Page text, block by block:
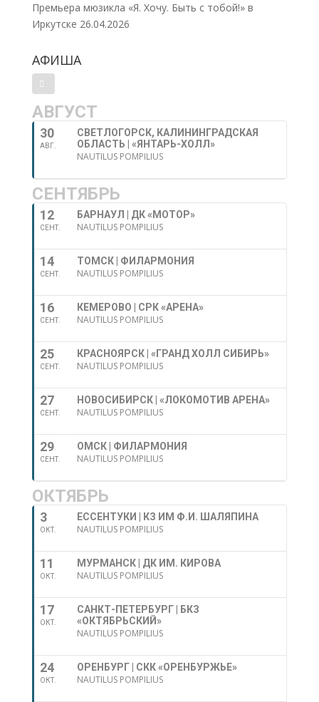
Премьера мюзикла «Я. Хочу. Быть с тобой!» в
Иркутске 26.04.2026
АФИША
АВГУСТ
30
АВГ.
СВЕТЛОГОРСК, КАЛИНИНГРАДСКАЯ
ОБЛАСТЬ | «ЯНТАРЬ-ХОЛЛ»
NAUTILUS POMPILIUS
СЕНТЯБРЬ
12
СЕНТ.
БАРНАУЛ | ДК «МОТОР»
NAUTILUS POMPILIUS
14
СЕНТ.
ТОМСК | ФИЛАРМОНИЯ
NAUTILUS POMPILIUS
16
СЕНТ.
КЕМЕРОВО | СРК «АРЕНА»
NAUTILUS POMPILIUS
25
СЕНТ.
КРАСНОЯРСК | «ГРАНД ХОЛЛ СИБИРЬ»
NAUTILUS POMPILIUS
27
СЕНТ.
НОВОСИБИРСК | «ЛОКОМОТИВ АРЕНА»
NAUTILUS POMPILIUS
29
СЕНТ.
ОМСК | ФИЛАРМОНИЯ
NAUTILUS POMPILIUS
ОКТЯБРЬ
3
ОКТ.
ЕССЕНТУКИ | КЗ ИМ Ф.И. ШАЛЯПИНА
NAUTILUS POMPILIUS
11
ОКТ.
МУРМАНСК | ДК ИМ. КИРОВА
NAUTILUS POMPILIUS
17
ОКТ.
САНКТ-ПЕТЕРБУРГ | БКЗ
«ОКТЯБРЬСКИЙ»
NAUTILUS POMPILIUS
24
ОКТ.
ОРЕНБУРГ | СКК «ОРЕНБУРЖЬЕ»
NAUTILUS POMPILIUS